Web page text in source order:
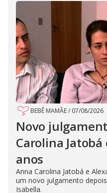
BEBÊ MAMÃE/ 07/08/2026
Novo
Carolina
anos
Anna Carolina Jatobá e
um novo julgamento
Isabella.